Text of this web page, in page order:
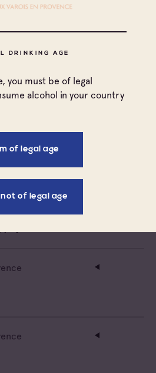
DRINKING AGE
you must be of legal
alcohol in your country
of legal age
not of legal age
V